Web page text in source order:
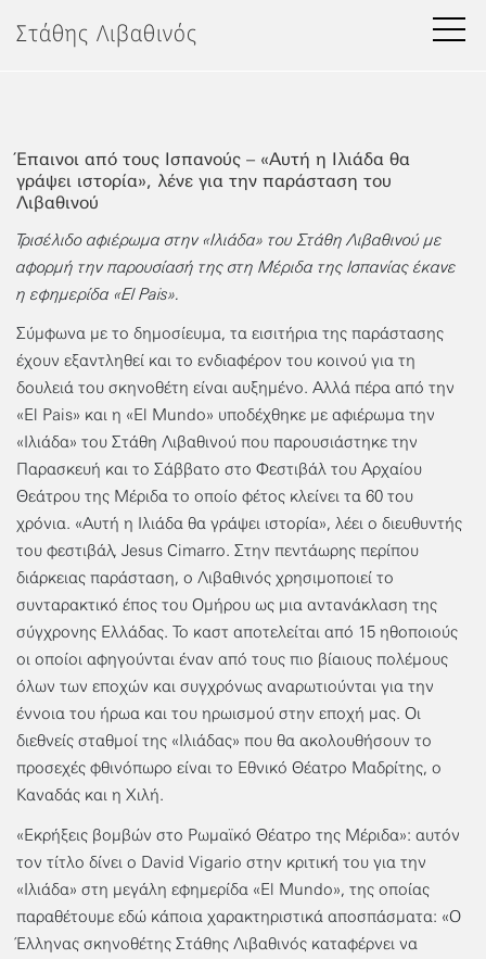
στοΣτάθης Λιβαθινός
Έπαινοι από τους Ισπανούς – «Αυτή η Ιλιάδα θα
γράψει ιστορία», λένε για την παράσταση του
Λιβαθινού
Τρισέλιδο αφιέρωμα στην «Ιλιάδα» του Στάθη Λιβαθινού με
αφορμή την παρουσίασή της στη Μέριδα της Ισπανίας έκανε
η εφημερίδα «El Pais».
Σύμφωνα με το δημοσίευμα, τα εισιτήρια της παράστασης
έχουν εξαντληθεί και το ενδιαφέρον του κοινού για τη
δουλειά του σκηνοθέτη είναι αυξημένο. Αλλά πέρα από την
«El Pais» και η «El Mundo» υποδέχθηκε με αφιέρωμα την
«Ιλιάδα» του Στάθη Λιβαθινού που παρουσιάστηκε την
Παρασκευή και το Σάββατο στο Φεστιβάλ του Αρχαίου
Θεάτρου της Μέριδα το οποίο φέτος κλείνει τα 60 του
χρόνια. «Αυτή η Ιλιάδα θα γράψει ιστορία», λέει ο διευθυντής
του φεστιβάλ, Jesus Cimarro. Στην πεντάωρης περίπου
διάρκειας παράσταση, ο Λιβαθινός χρησιμοποιεί το
συνταρακτικό έπος του Ομήρου ως μια αντανάκλαση της
σύγχρονης Ελλάδας. Το καστ αποτελείται από 15 ηθοποιούς
οι οποίοι αφηγούνται έναν από τους πιο βίαιους πολέμους
όλων των εποχών και συγχρόνως αναρωτιούνται για την
έννοια του ήρωα και του ηρωισμού στην εποχή μας. Οι
διεθνείς σταθμοί της «Ιλιάδας» που θα ακολουθήσουν το
προσεχές φθινόπωρο είναι το Εθνικό Θέατρο Μαδρίτης, ο
Καναδάς και η Χιλή.
«Εκρήξεις βομβών στο Ρωμαϊκό Θέατρο της Μέριδα»: αυτόν
τον τίτλο δίνει ο David Vigario στην κριτική του για την
«Ιλιάδα» στη μεγάλη εφημερίδα «El Mundo», της οποίας
παραθέτουμε εδώ κάποια χαρακτηριστικά αποσπάσματα: «Ο
Έλληνας σκηνοθέτης Στάθης Λιβαθινός καταφέρνει να